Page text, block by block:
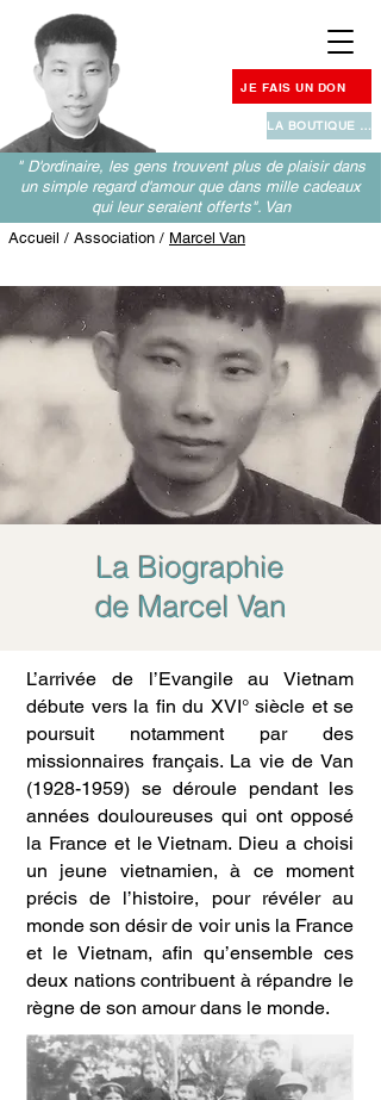
JE FAIS UN DON
LA BOUTIQUE MISSIONNAIRE
" D'ordinaire, les gens trouvent plus de plaisir dans
un simple regard d'amour que dans mille cadeaux
qui leur seraient offerts". Van
Accueil / Association / Marcel Van
La Biographie
de Marcel Van
L’arrivée de l’Evangile au Vietnam
débute vers la fin du XVI° siècle et se
poursuit notamment par des
missionnaires français. La vie de Van
(1928-1959) se déroule pendant les
années douloureuses qui ont opposé
la France et le Vietnam. Dieu a choisi
un jeune vietnamien, à ce moment
précis de l’histoire, pour révéler au
monde son désir de voir unis la France
et le Vietnam, afin qu’ensemble ces
deux nations contribuent à répandre le
règne de son amour dans le monde.